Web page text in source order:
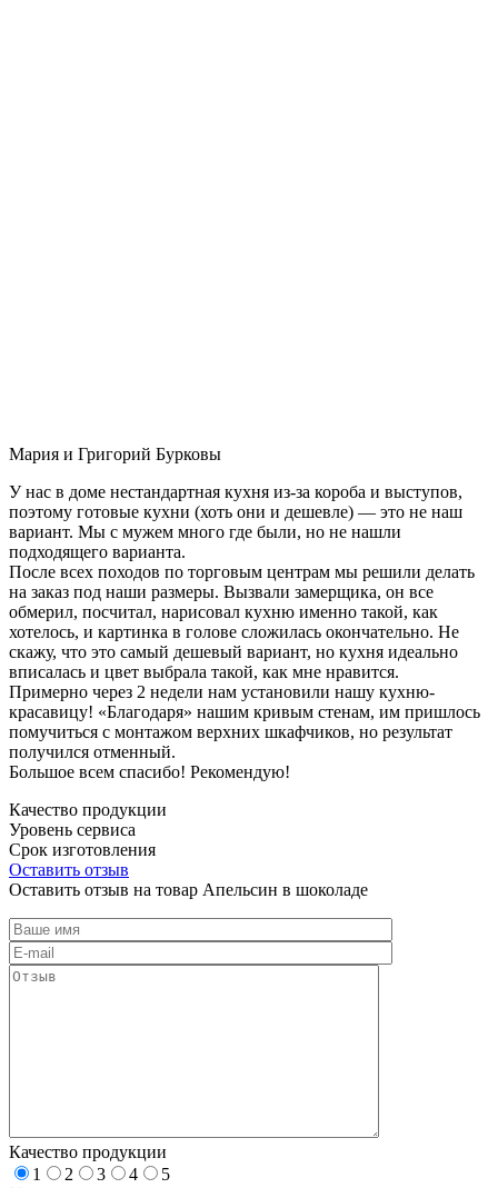
Мария и Григорий Бурковы
У нас в доме нестандартная кухня из-за короба и выступов,
поэтому готовые кухни (хоть они и дешевле) — это не наш
вариант. Мы с мужем много где были, но не нашли
подходящего варианта.
После всех походов по торговым центрам мы решили делать
на заказ под наши размеры. Вызвали замерщика, он все
обмерил, посчитал, нарисовал кухню именно такой, как
хотелось, и картинка в голове сложилась окончательно. Не
скажу, что это самый дешевый вариант, но кухня идеально
вписалась и цвет выбрала такой, как мне нравится.
Примерно через 2 недели нам установили нашу кухню-
красавицу! «Благодаря» нашим кривым стенам, им пришлось
помучиться с монтажом верхних шкафчиков, но результат
получился отменный.
Большое всем спасибо! Рекомендую!
Качество продукции
Уровень сервиса
Срок изготовления
Оставить отзыв
Оставить отзыв на товар Апельсин в шоколаде
Качество продукции
1
2 3 4
5